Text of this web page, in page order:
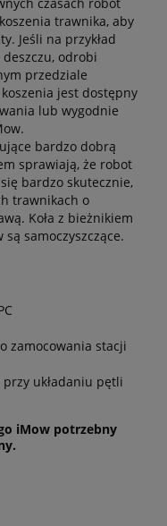
trawnika, aby
Jeśli na przykład
odrobi
przedziale
jest dostępny
lub wygodnie
bardzo dobrą
sprawiają, że robot
bardzo skutecznie,
trawnikach o
Koła z bieżnikiem
są samoczyszczące.
zamocowania stacji
układaniu pętli
iMow potrzebny